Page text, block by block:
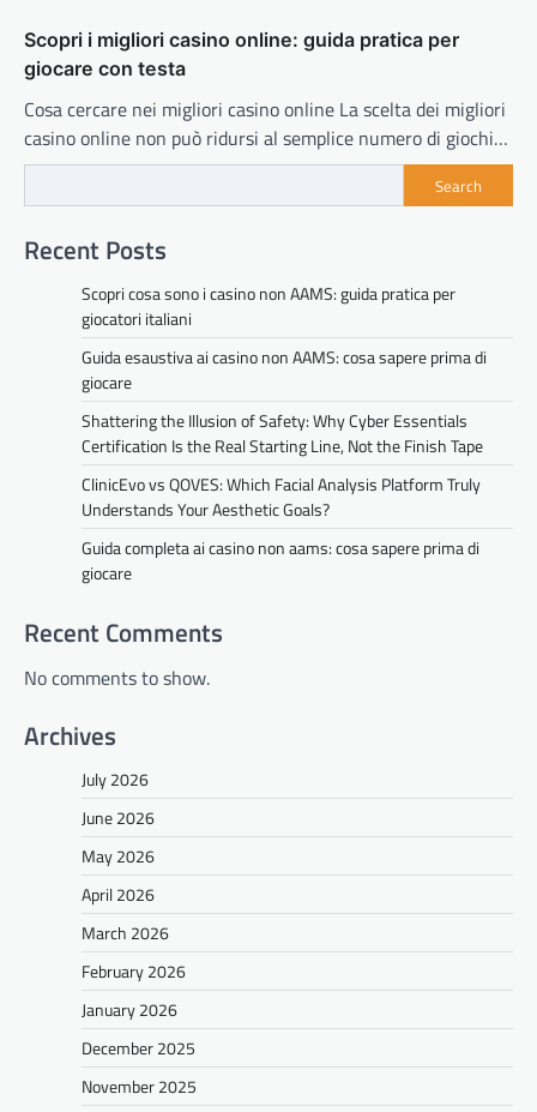
Scopri i migliori casino online: guida pratica per
giocare con testa
Cosa cercare nei migliori casino online La scelta dei migliori
casino online non può ridursi al semplice numero di giochi…
Search
Recent Posts
Scopri cosa sono i casino non AAMS: guida pratica per
giocatori italiani
Guida esaustiva ai casino non AAMS: cosa sapere prima di
giocare
Shattering the Illusion of Safety: Why Cyber Essentials
Certification Is the Real Starting Line, Not the Finish Tape
ClinicEvo vs QOVES: Which Facial Analysis Platform Truly
Understands Your Aesthetic Goals?
Guida completa ai casino non aams: cosa sapere prima di
giocare
Recent Comments
No comments to show.
Archives
July 2026
June 2026
May 2026
April 2026
March 2026
February 2026
January 2026
December 2025
November 2025